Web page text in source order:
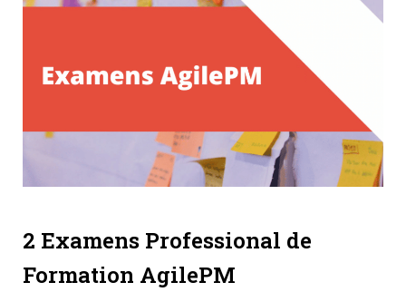
2 Examens Professional de
Formation AgilePM